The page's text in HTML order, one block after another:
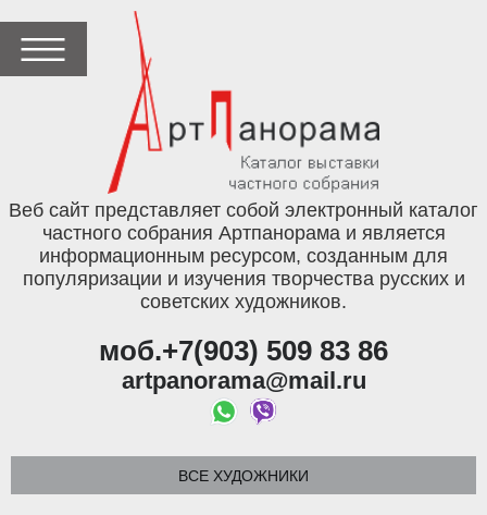
Веб сайт представляет собой электронный каталог
частного собрания Артпанорама и является
информационным ресурсом, созданным для
популяризации и изучения творчества русских и
советских художников.
моб.+7(903) 509 83 86
artpanorama@mail.ru
ВСЕ ХУДОЖНИКИ